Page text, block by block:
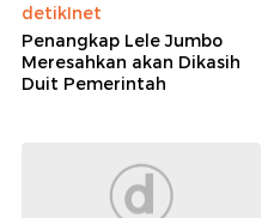
detikInet
Penangkap Lele Jumbo
Meresahkan akan Dikasih
Duit Pemerintah